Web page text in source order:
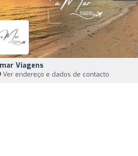
Viagens
Ver endereço e dados de contacto